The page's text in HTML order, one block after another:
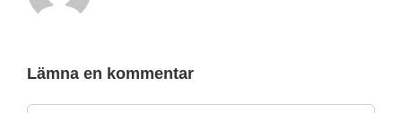
Lämna en kommentar